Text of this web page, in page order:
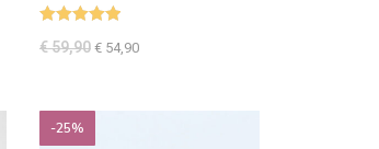
€59,90 €54,90
-25%